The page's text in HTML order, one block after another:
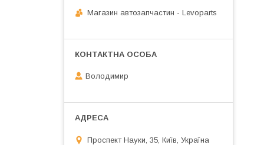
Магазин автозапчастин - Levoparts
Володимир
Проспект Науки, 35, Київ, Україна